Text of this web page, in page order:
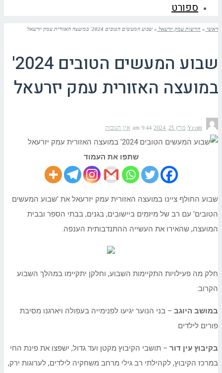
ספורט
ראשי » חדשות עמק יזרעאל » שבוע המעשים הטובים 2024' במועצה האזורית עמק יזרעאל
שבוע המעשים הטובים 2024'
במועצה האזורית עמק יזרעאל
Ycom מרץ 25, 2024 9:44 am אין תגובות
שתפו את העמוד
שבוע החולף ציינו במועצה האזורית עמק יזרעאל את 'שבוע המעשים
הטובים' עם רב של מיזמים ביישובים, בגנים, בבתי הספר ובבית
המועצה, שהאירו את העשייה ההתנדבותית הענפה.
חלק מה פעילויות התקיימות השבוע, וחלקן יתקיימו במהלך השבוע
הקרוב:
במושב היוגב – בני הנוער יגיעו לפנימייה בעפולה ויארגנו מסיבת
פורים לילדים
בקיבוץ עין דור – תושבי הקיבוץ מקטן ועד גדול, ישפצו את פינת החי
במרכז הקיבוץ, לקהילתי רב גילי מרחב משחקיה לילדים, לערוגות ירק,